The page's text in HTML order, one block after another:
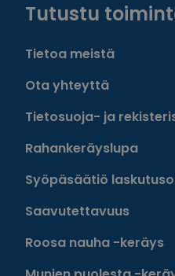
Tutustu
Tietoa meistä
Ota yhteyttä
Tietosuoja- ja
Rahankeräyslupa
Syöpäsäätiö
Saavutettavuus
Roosa nauha -keräys